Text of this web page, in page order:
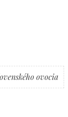
ovocia